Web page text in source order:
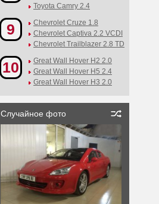
Toyota Camry 2.4
9
Chevrolet Cruze 1.8
Chevrolet Captiva 2.2 VCDI
Chevrolet Trailblazer 2.8 TD
10
Great Wall Hover H2 2.0
Great Wall Hover H5 2.4
Great Wall Hover H3 2.0
Случайное фото